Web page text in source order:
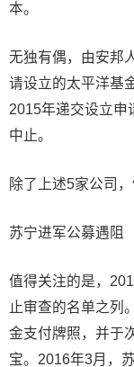
本。
无独有偶，由安邦
请设立的太平洋基
2015年递交设立申
中止。
除了上述5家公司
苏宁进军公募遇阻
值得关注的是，
止审查的名单之列
金支付牌照，并于
宝。2016年3月，